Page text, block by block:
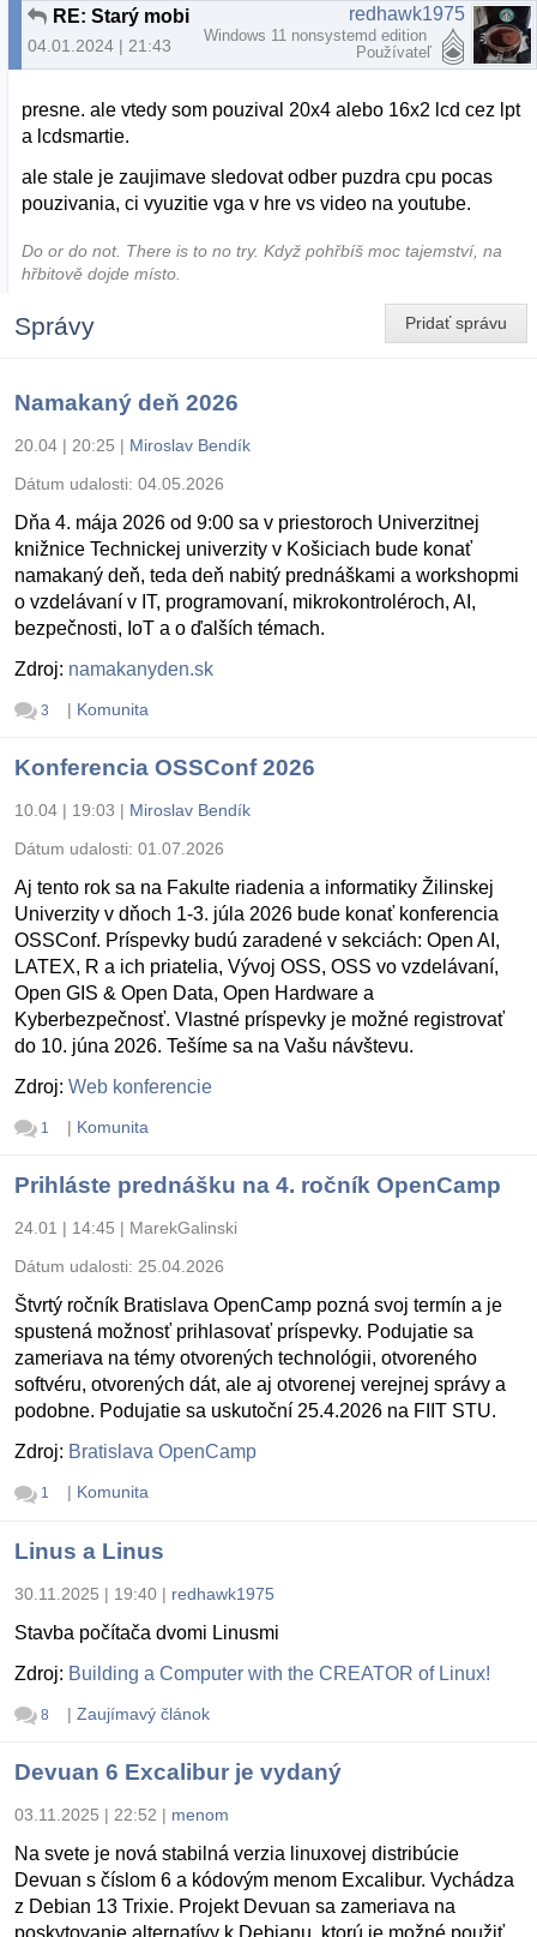
04.01.2024 | 21:43
redhawk1975
Windows 11 nonsystemd edition
Používateľ
presne. ale vtedy som pouzival 20x4 alebo 16x2 lcd cez lpt
a lcdsmartie.
ale stale je zaujimave sledovat odber puzdra cpu pocas
pouzivania, ci vyuzitie vga v hre vs video na youtube.
Do or do not. There is to no try.​ Když pohřbíš moc tajemství, na
hřbitově dojde místo.
Pridať správu
Správy
Namakaný deň 2026
20.04 | 20:25 | Miroslav Bendík
Dátum udalosti: 04.05.2026
Dňa 4. mája 2026 od 9:00 sa v priestoroch Univerzitnej
knižnice Technickej univerzity v Košiciach bude konať
namakaný deň, teda deň nabitý prednáškami a workshopmi
o vzdelávaní v IT, programovaní, mikrokontroléroch, AI,
bezpečnosti, IoT a o ďalších témach.
Zdroj: namakanyden.sk
3 | Komunita
Konferencia OSSConf 2026
10.04 | 19:03 | Miroslav Bendík
Dátum udalosti: 01.07.2026
Aj tento rok sa na Fakulte riadenia a informatiky Žilinskej
Univerzity v dňoch 1-3. júla 2026 bude konať konferencia
OSSConf. Príspevky budú zaradené v sekciách: Open AI,
LATEX, R a ich priatelia, Vývoj OSS, OSS vo vzdelávaní,
Open GIS & Open Data, Open Hardware a
Kyberbezpečnosť. Vlastné príspevky je možné registrovať
do 10. júna 2026. Tešíme sa na Vašu návštevu.
Zdroj: Web konferencie
1 | Komunita
Prihláste prednášku na 4. ročník OpenCamp
24.01 | 14:45 | MarekGalinski
Dátum udalosti: 25.04.2026
Štvrtý ročník Bratislava OpenCamp pozná svoj termín a je
spustená možnosť prihlasovať príspevky. Podujatie sa
zameriava na témy otvorených technológii, otvoreného
softvéru, otvorených dát, ale aj otvorenej verejnej správy a
podobne. Podujatie sa uskutoční 25.4.2026 na FIIT STU.
Zdroj: Bratislava OpenCamp
1 | Komunita
Linus a Linus
30.11.2025 | 19:40 | redhawk1975
Stavba počítača dvomi Linusmi
Zdroj: Building a Computer with the CREATOR of Linux!
8 | Zaujímavý článok
Devuan 6 Excalibur je vydaný
03.11.2025 | 22:52 | menom
Na svete je nová stabilná verzia linuxovej distribúcie
Devuan s číslom 6 a kódovým menom Excalibur. Vychádza
z Debian 13 Trixie. Projekt Devuan sa zameriava na
poskytovanie alternatívy k Debianu, ktorú je možné použiť